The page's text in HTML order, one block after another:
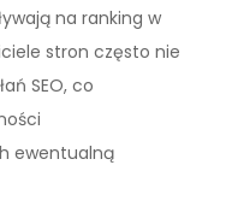
na ranking w
stron często nie
SEO, co
ewentualną